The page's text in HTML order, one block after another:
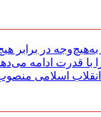
در برابر
با قدرت ادامه
انقلاب اسلامی